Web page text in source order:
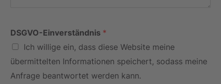
DSGVO-Einverständnis *
Ich willige ein, dass diese Website meine
übermittelten Informationen speichert, sodass meine
Anfrage beantwortet werden kann.